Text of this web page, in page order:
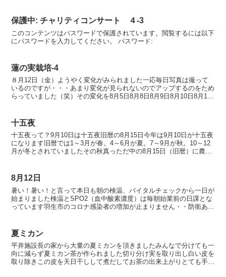
保護中: チャリティコンサート ４-3
このコンテンツはパスワードで保護されています。閲覧するには以下
にパスワードを入力してください。 パスワード:
蓮の実栽培-4
８月12日（金）ようやく変化がみられました一応毎日写真は撮って
いるのですが・・・あまり変化が見られないのでアップするのをため
らっていました（笑）その変化を8月5日8月8日8月9日8月10日8月11
十五夜
十五夜って？9月10日は十五夜旧暦の8月15日今年は9月10日が十五夜
になります旧暦では1～3月が春。4～6月が夏。7～9月が秋。10～12
月が冬とされていましたその秋真っただ中の8月15日（旧暦）に農作
8月12日
暑い！暑い！と言って本日も朝の検温、バイタルチェックから一日が
始まりました検温とSPO2（血中酸素濃度）は毎朝始業前の日課とな
っています羽生市のコロナ感染者の増加が止まりません・・防衛ある
夏ミカン
平井施設長の家から大量の夏ミカンを頂きましたみんなで分けても一
向に減らず夏ミカン茶が作られました切り分け実を取り出し白い皮を
取り除きこの皮を天日干しして煮だしてお茶の出来上がりとても手間